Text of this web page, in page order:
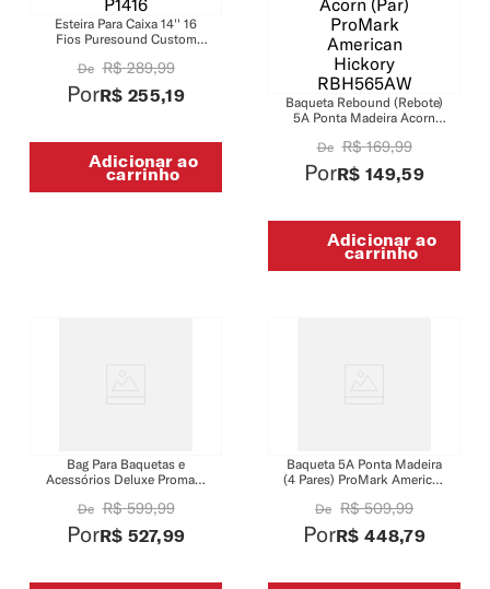
Esteira Para Caixa 14'' 16
Fios Puresound Custom
De R$ 289,99
PorR$ 255,19
Adicionar ao
carrinho
Baqueta Rebound (Rebote)
5A Ponta Madeira Acorn
Hickory RBH565AW
De R$ 169,99
PorR$ 149,59
Adicionar ao
carrinho
Bag Para Baquetas e
Acessórios Deluxe Promark
De R$ 599,99
PorR$ 527,99
Baqueta 5A Ponta Madeira
(4 Pares) ProMark American
De R$ 509,99
PorR$ 448,79